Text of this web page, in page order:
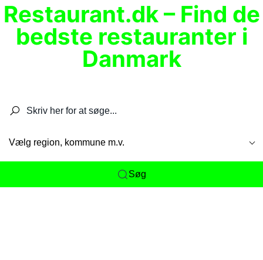
Restaurant.dk – Find de
bedste restauranter i
Danmark
Vælg region, kommune m.v.
Søg